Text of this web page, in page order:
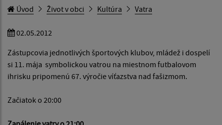
Úvod Život v obci Kultúra Vatra
02.05.2012
Zástupcovia jednotlivých športových klubov, mládež i dospelí
si 11. mája symbolickou vatrou na miestnom futbalovom
ihrisku pripomenú 67. výročie víťazstva nad fašizmom.
Začiatok o 20:00